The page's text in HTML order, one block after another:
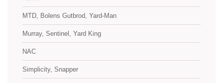
MTD, Bolens Gutbrod, Yard-Man
Murray, Sentinel, Yard King
NAC
Simplicity, Snapper